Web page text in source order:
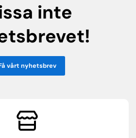
inte
vårt nyhetsbrev